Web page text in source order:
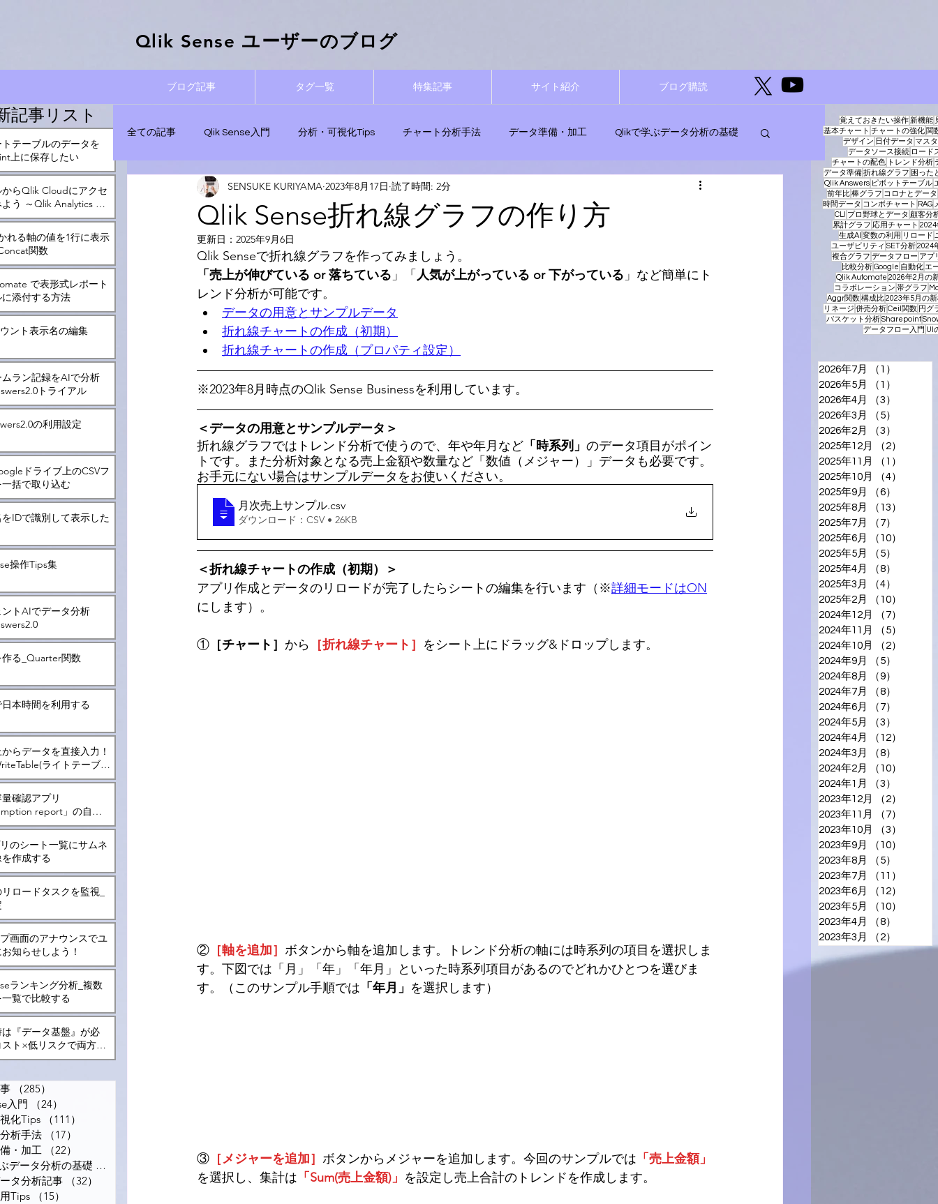
Qlik Sense ​ユーザーのブログ
ブログ記事 タグ一覧 特集記事 サイト紹介 ブログ購読
記事リスト
テーブルのデータを
上に保存したい
らQlik Cloudにアクセ
う ～Qlik Analytics ア
れる軸の値を1行に表示
関数
で表形式レポート
添付する方法
ント表示名の編集
ラン記録をAIで分析
トライアル
の利用設定
ドライブ上のCSVフ
括で取り込む
IDで識別して表示した
操作Tips集
トAIでデータ分析
る_Quarter関数
本時間を利用する
らデータを直接入力！
ライトテーブ
て
確認アプリ
report」の自動
のシート一覧にサムネ
作成する
ロードタスクを監視_
画面のアナウンスでユ
知らせしよう！
ランキング分析_複数
覧で比較する
『データ基盤』が必
ト×低リスクで両方を
法とは？
（285）
入門
（24）
化Tips
（111）
析手法
（17）
・加工
（22）
データ分析の基礎 （12）
タ分析記事
（32）
Tips
（15）
全ての記事 Qlik Sense入門 分析・可視化Tips チャート分析手法 データ準備・加工 Qlikで学ぶデータ分析の基礎
実践！データ分析記事 管理と運用Tips Qlik関数 Qlik Sense無料試用
Qlik Automate
Qlik Sense折れ線グラフの作り方
SENSUKE KURIYAMA 2023年8月17日 読了時間: 2分
更新日： 2025年9月6日
Qlik Senseで折れ線グラフを作ってみましょう。
「売上が伸びている or 落ちている 」「 人気が上がっている or 下がっている 」など簡単にト
レンド分析が可能です。
データの用意とサンプルデータ
折れ線チャートの作成（初期）
折れ線チャートの作成（プロパティ設定）
※2023年8月時点のQlik Sense Businessを利用しています。
＜データの用意とサンプルデータ＞
折れ線グラフではトレンド分析で使うので、年や年月など 「時系列」 のデータ項目がポイン
トです。また分析対象となる売上金額や数量など「数値（メジャー）」データも必要です。
お手元にない場合はサンプルデータをお使いください。
月次売上サンプル.csv
ダウンロード：CSV • 26KB
＜折れ線チャートの作成（初期）＞
アプリ作成とデータのリロードが完了したらシートの編集を行います（※詳細モードはON
にします）。
① ［チャート］ から ［折れ線チャート］ をシート上にドラッグ&ドロップします。
② ［軸を追加］ ボタンから軸を追加します。トレンド分析の軸には時系列の項目を選択しま
す。下図では「月」「年」「年月」といった時系列項目があるのでどれかひとつを選びま
す。（このサンプル手順では 「年月」 を選択します）
③ ［メジャーを追加］ ボタンからメジャーを追加します。今回のサンプルでは 「売上金額」
を選択し、集計は 「Sum(売上金額)」 を設定し売上合計のトレンドを作成します。
覚えておきたい操作 新機能
基本チャート チャートの強化 関
デザイン 日付データ マス
データソース接続 ロード
チャートの配色 トレンド分析
データ準備 折れ線グラフ 困った
Qlik Answers ピボットテーブル
前年比棒グラフ コロナとデータ
時間データ コンボチャート RAG
CLI
プロ野球とデータ 顧客分
累計グラフ 応用チャート
生成AI 変数の利用 リロード
ユーザビリティ SET分析2024
複合グラフ データフロー アプ
比較分析Google 自動化 エ
Qlik Automate 2026年2月の
コラボレーション 帯グラフ
Aggr関数 構成比 2023年5月の
リネージ 併売分析 Ceil関数 円グ
バスケット分析 Sharepoint
データフロー入門 UI
2026年7月 （1）
2026年5月
（1）
2026年4月
（3）
2026年3月
（5）
2026年2月
（3）
2025年12月
（2）
2025年11月
（1）
2025年10月
（4）
2025年9月
（6）
2025年8月
（13）
2025年7月
（7）
2025年6月
（10）
2025年5月
（5）
2025年4月
（8）
2025年3月
（4）
2025年2月
（10）
2024年12月
（7）
2024年11月
（5）
2024年10月
（2）
2024年9月
（5）
2024年8月
（9）
2024年7月
（8）
2024年6月
（7）
2024年5月
（3）
2024年4月
（12）
2024年3月
（8）
2024年2月
（10）
2024年1月
（3）
2023年12月
（2）
2023年11月
（7）
2023年10月
（3）
2023年9月
（10）
2023年8月
（5）
2023年7月
（11）
2023年6月
（12）
2023年5月
（10）
2023年4月
（8）
2023年3月
（2）